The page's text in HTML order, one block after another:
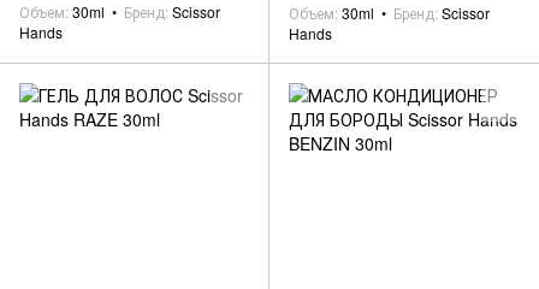
Объем 30ml Бренд Scissor
Hands
Объем 30ml Бренд Scissor
Hands